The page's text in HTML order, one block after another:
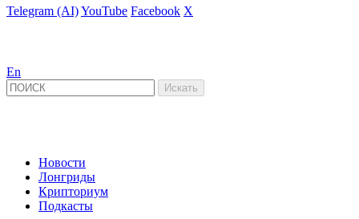
Telegram (AI)YouTube Facebook X
En
Новости
Лонгриды
Крипториум
Подкасты